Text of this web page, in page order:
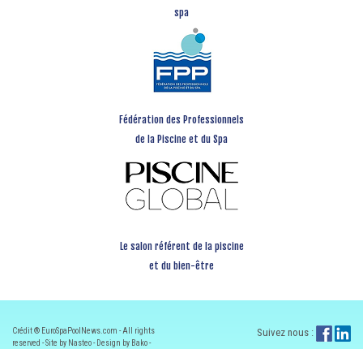
spa
Fédération des Professionnels
de la Piscine et du Spa
Le salon référent de la piscine
et du bien-être
Crédit ® EuroSpaPoolNews.com - All rights
reserved - Site by Nasteo - Design by Bako -
Suivez nous :